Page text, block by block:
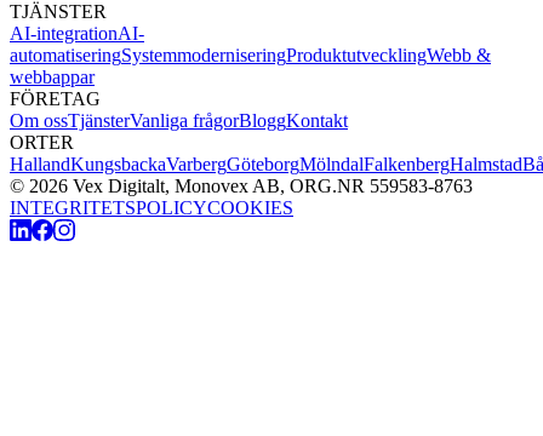
TJÄNSTER
AI-integrationAI-
automatiseringSystemmoderniseringProduktutvecklingWebb &
webbappar
FÖRETAG
Om ossTjänsterVanliga frågorBloggKontakt
ORTER
HallandKungsbackaVarbergGöteborgMölndalFalkenbergHalmstad
© 2026 Vex Digitalt, Monovex AB, ORG.NR 559583-8763
INTEGRITETSPOLICYCOOKIES